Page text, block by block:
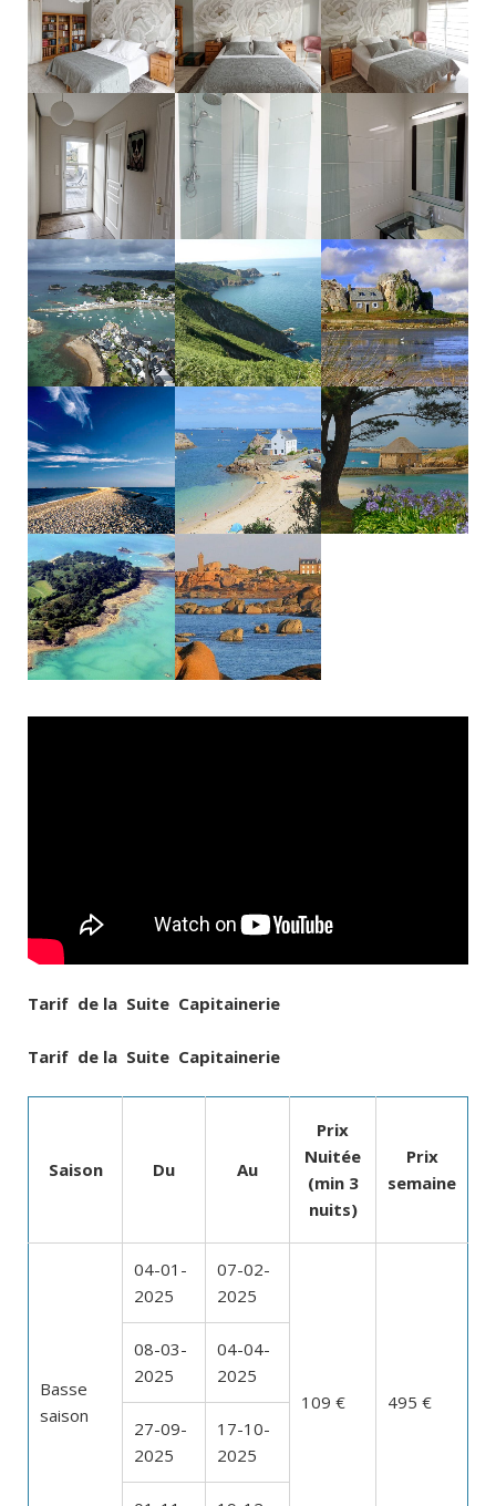
Tarif de la Suite Capitainerie
Tarif de la Suite Capitainerie
Saison Du Au
Prix
Nuitée
(min 3
nuits)
Prix
semaine
Basse
saison
04-01-
2025
07-02-
2025
109 € 495 €
08-03-
2025
04-04-
2025
27-09-
2025
17-10-
2025